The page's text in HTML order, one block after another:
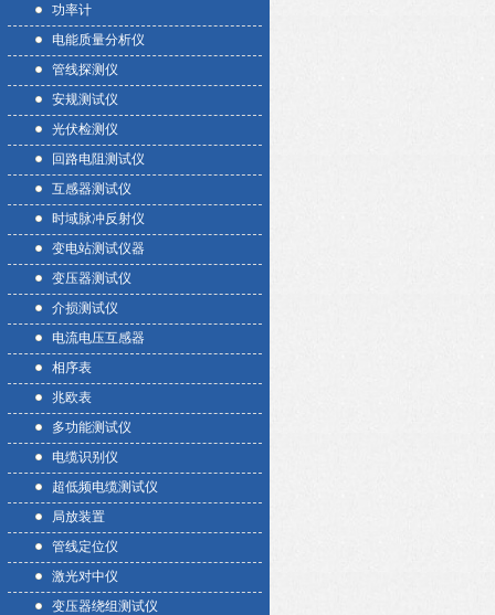
功率计
电能质量分析仪
管线探测仪
安规测试仪
光伏检测仪
回路电阻测试仪
互感器测试仪
时域脉冲反射仪
变电站测试仪器
变压器测试仪
介损测试仪
电流电压互感器
相序表
兆欧表
多功能测试仪
电缆识别仪
超低频电缆测试仪
局放装置
管线定位仪
激光对中仪
变压器绕组测试仪